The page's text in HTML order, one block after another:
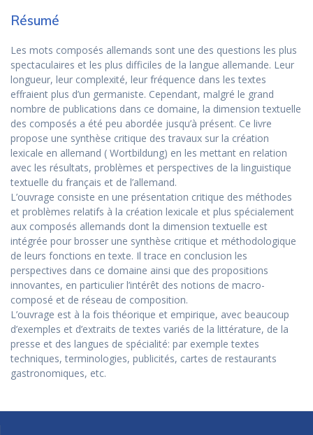
Résumé
Les mots composés allemands sont une des questions les plus
spectaculaires et les plus difficiles de la langue allemande. Leur
longueur, leur complexité, leur fréquence dans les textes
effraient plus d’un germaniste. Cependant, malgré le grand
nombre de publications dans ce domaine, la dimension textuelle
des composés a été peu abordée jusqu’à présent. Ce livre
propose une synthèse critique des travaux sur la création
lexicale en allemand ( Wortbildung) en les mettant en relation
avec les résultats, problèmes et perspectives de la linguistique
textuelle du français et de l’allemand.
L’ouvrage consiste en une présentation critique des méthodes
et problèmes relatifs à la création lexicale et plus spécialement
aux composés allemands dont la dimension textuelle est
intégrée pour brosser une synthèse critique et méthodologique
de leurs fonctions en texte. Il trace en conclusion les
perspectives dans ce domaine ainsi que des propositions
innovantes, en particulier l’intérêt des notions de macro-
composé et de réseau de composition.
L’ouvrage est à la fois théorique et empirique, avec beaucoup
d’exemples et d’extraits de textes variés de la littérature, de la
presse et des langues de spécialité: par exemple textes
techniques, terminologies, publicités, cartes de restaurants
gastronomiques, etc.